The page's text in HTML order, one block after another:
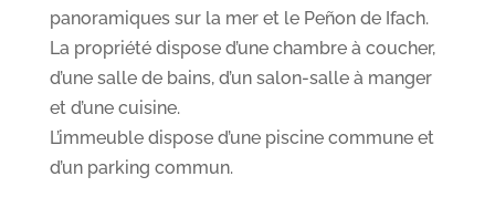
panoramiques sur la mer et le Peñon de Ifach.
La propriété dispose d’une chambre à coucher,
d’une salle de bains, d’un salon-salle à manger
et d’une cuisine.
L’immeuble dispose d’une piscine commune et
d’un parking commun.